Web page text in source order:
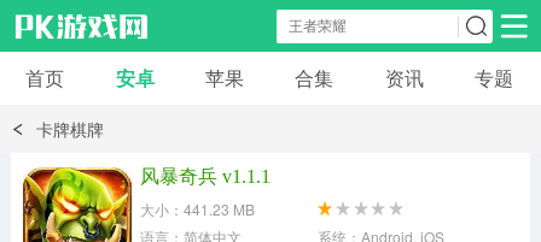
安卓应用 安卓游戏
模拟经营
首页 安卓 苹果 合集 资讯 专题
卡牌棋牌
风暴奇兵 v1.1.1
大小：441.23 MB
语言：简体中文
系统：Android, iOS